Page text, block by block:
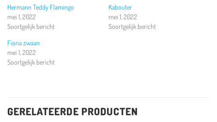
Hermann Teddy Flamingo
mei 1, 2022
Soortgelijk bericht
Kabouter
mei 1, 2022
Soortgelijk bericht
Fiona zwaan
mei 1, 2022
Soortgelijk bericht
GERELATEERDE PRODUCTEN